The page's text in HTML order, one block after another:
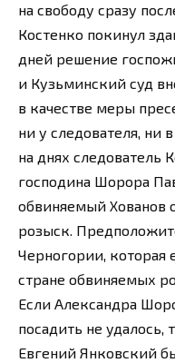
на свободу сразу
Костенко покинул
дней решение
и Кузьминский суд
в качестве меры
ни у следователя, ни
на днях следователь
господина Шорора
обвиняемый Хованов
розыск.
Черногории, которая
стране обвиняемых
Если Александра
посадить не удалось,
Евгений Янковский